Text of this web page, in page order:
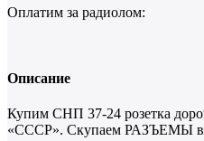
Оплатим за радиолом:
Описание
Купим СНП 37-24 розетка
«СССР». Скупаем РАЗЪЕМЫ в